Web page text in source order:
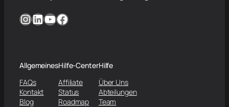
InstagramLinkedIn YouTube Facebook
Allgemeines
FAQs
Kontakt
Blog
Hilfe-Center
Affiliate
Status
Roadmap
Hilfe
Über Uns
Abteilungen
Team